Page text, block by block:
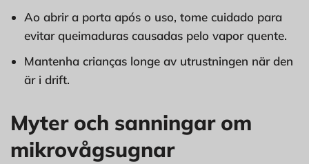
Ao abrir a porta após o uso, tome cuidado para
evitar queimaduras causadas pelo vapor quente.
Mantenha crianças longe av utrustningen när den
är i drift.
Myter och sanningar om
mikrovågsugnar